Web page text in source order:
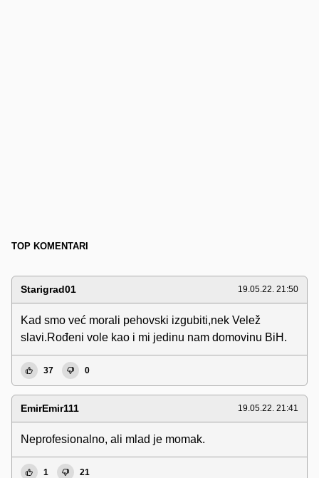
TOP KOMENTARI
Starigrad01 19.05.22. 21:50
Kad smo već morali pehovski izgubiti,nek Velež
slavi.Rođeni vole kao i mi jedinu nam domovinu BiH.
37 0
EmirEmir111 19.05.22. 21:41
Neprofesionalno, ali mlad je momak.
1 21